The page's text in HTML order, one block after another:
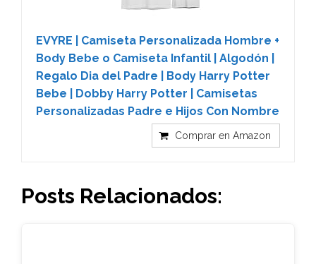
EVYRE | Camiseta Personalizada Hombre +
Body Bebe o Camiseta Infantil | Algodón |
Regalo Dia del Padre | Body Harry Potter
Bebe | Dobby Harry Potter | Camisetas
Personalizadas Padre e Hijos Con Nombre
Comprar en Amazon
Posts Relacionados: